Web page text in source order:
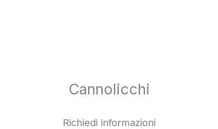
Cannolicchi
Richiedi informazioni